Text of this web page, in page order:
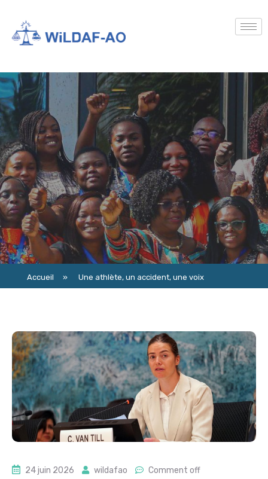
Accueil » Une athlète, un accident, une voix
24 juin 2026 wildafao Comment off